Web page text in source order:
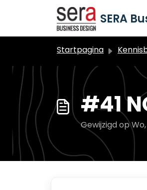
Doorgaan naar
SERA
Startpagina
#41
Gewijzigd op